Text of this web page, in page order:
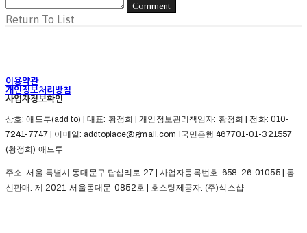
Comment
Return To List
이용약관
개인정보처리방침
사업자정보확인
상호: 애드투(add to) | 대표: 황정희 | 개인정보관리책임자: 황정희 | 전화: 010-
7241-7747 | 이메일: addtoplace@gmail.com l국민은행 467701-01-321557
(황정희) 애드투
주소: 서울 특별시 동대문구 답십리로 27 | 사업자등록번호:658-26-01055| 통
신판매: 제 2021-서울동대문-0852호 | 호스팅제공자: (주)식스샵